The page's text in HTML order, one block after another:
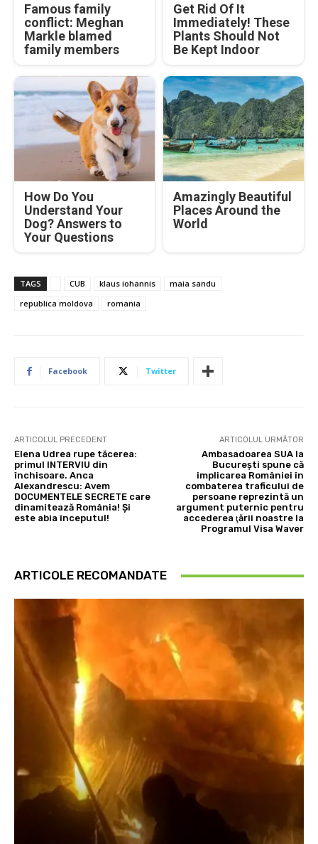
Famous family
conflict: Meghan
Markle blamed
family members
Get Rid Of It
Immediately! These
Plants Should Not
Be Kept Indoor
How Do You
Understand Your
Dog? Answers to
Your Questions
Amazingly Beautiful
Places Around the
World
TAGS CUB klaus iohannis
maia sandu
republica moldova
romania
Facebook Twitter
ARTICOLUL PRECEDENT
Elena Udrea rupe tăcerea:
primul INTERVIU din
închisoare. Anca
Alexandrescu: Avem
DOCUMENTELE SECRETE care
dinamitează România! Și
este abia începutul!
ARTICOLUL URMĂTOR
Ambasadoarea SUA la
Bucureşti spune că
implicarea României în
combaterea traficului de
persoane reprezintă un
argument puternic pentru
accederea ţării noastre la
Programul Visa Waver
ARTICOLE RECOMANDATE